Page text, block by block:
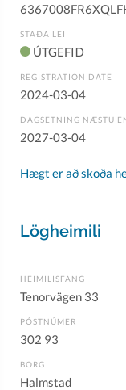
STAÐA LEI
ÚTGEFIÐ
REGISTRATION DATE
2024-03-04
DAGSETNING NÆSTU
2027-03-04
Hægt er að skoða
Lögheimili
HEIMILISFANG
Tenorvägen 33
PÓSTNÚMER
302 93
BORG
Halmstad